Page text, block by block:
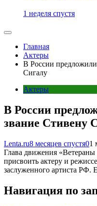
1 неделя спустя
Главная
Актеры
В России
Сигалу
Актеры
В России
звание Стивену
Lenta.ru8 месяцев спустя01
Глава движения
присвоить актеру и
заслуженного артиста РФ.
Навигация по